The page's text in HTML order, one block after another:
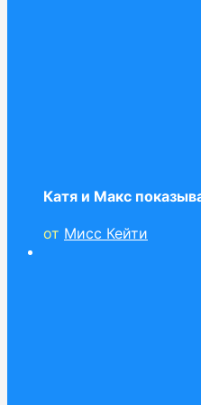
Катя и Макс
от Мисс Кейти